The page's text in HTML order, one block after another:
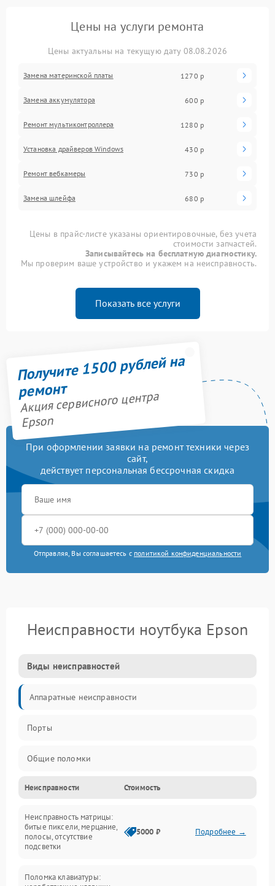
Цены на услуги ремонта
Цены актуальны на текущую дату 08.08.2026
Замена материнской платы 1270 р
Замена аккумулятора 600 р
Ремонт мультиконтроллера 1280 р
Установка драйверов Windows 430 р
Ремонт вебкамеры 730 р
Замена шлейфа 680 р
Цены в прайс-листе указаны ориентировочные, без учета
стоимости запчастей.
Записывайтесь на бесплатную диагностику.
Мы проверим ваше устройство и укажем на неисправность.
Показать все услуги
Получите 1500 рублей на
ремонт
Акция сервисного центра
Epson
При оформлении заявки на ремонт техники через
сайт,
действует персональная бессрочная скидка
Отправляя, Вы соглашаетесь с политикой конфиденциальности
Неисправности ноутбука Epson
Виды неисправностей
Аппаратные неисправности
Порты
Общие поломки
Устройства
Программные ошибки
Электрические и системные сбои
Интерфейсные проблемы
Неисправности Стоимость
Неисправность матрицы:
битые пиксели, мерцание,
полосы, отсутствие
подсветки
5000 ₽ Подробнее →
Поломка клавиатуры: